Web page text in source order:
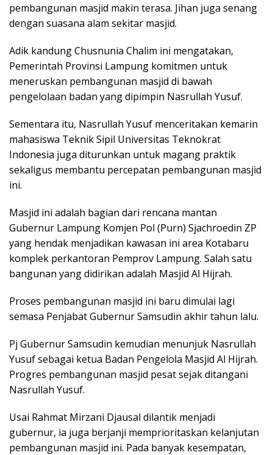
pembangunan masjid makin terasa. Jihan juga senang
dengan suasana alam sekitar masjid.
Adik kandung Chusnunia Chalim ini mengatakan,
Pemerintah Provinsi Lampung komitmen untuk
meneruskan pembangunan masjid di bawah
pengelolaan badan yang dipimpin Nasrullah Yusuf.
Sementara itu, Nasrullah Yusuf menceritakan kemarin
mahasiswa Teknik Sipil Universitas Teknokrat
Indonesia juga diturunkan untuk magang praktik
sekaligus membantu percepatan pembangunan masjid
ini.
Masjid ini adalah bagian dari rencana mantan
Gubernur Lampung Komjen Pol (Purn) Sjachroedin ZP
yang hendak menjadikan kawasan ini area Kotabaru
komplek perkantoran Pemprov Lampung. Salah satu
bangunan yang didirikan adalah Masjid Al Hijrah.
Proses pembangunan masjid ini baru dimulai lagi
semasa Penjabat Gubernur Samsudin akhir tahun lalu.
Pj Gubernur Samsudin kemudian menunjuk Nasrullah
Yusuf sebagai ketua Badan Pengelola Masjid Al Hijrah.
Progres pembangunan masjid pesat sejak ditangani
Nasrullah Yusuf.
Usai Rahmat Mirzani Djausal dilantik menjadi
gubernur, ia juga berjanji memprioritaskan kelanjutan
pembangunan masjid ini. Pada banyak kesempatan,